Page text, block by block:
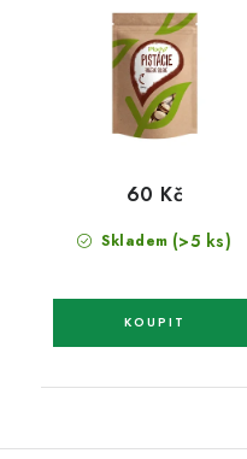
Skladem (>5 ks)
60 Kč